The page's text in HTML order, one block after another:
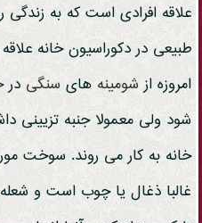
علاقه افرادی است که به زندگی
طبیعی در دکوراسیون خانه
امروزه ازشومینه های سنگی در
شود ولی معمولا جنبه تزیینی
خانه به کار می روند. سوخت
غالبا ذغال یا چوب است و